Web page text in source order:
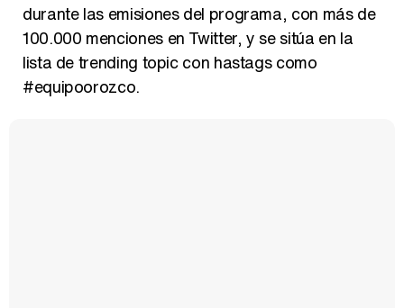
durante las emisiones del programa, con más de
100.000 menciones en Twitter, y se sitúa en la
lista de trending topic con hastags como
#equipoorozco.